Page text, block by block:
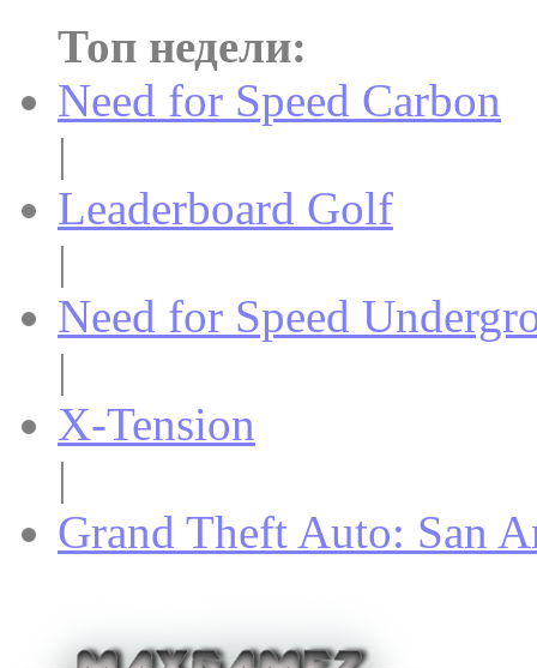
Топ недели:
Need for Speed Carbon
|
Leaderboard Golf
|
Need for Speed
|
X-Tension
|
Grand Theft Auto: San